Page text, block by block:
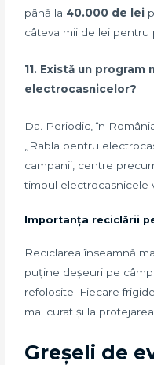
până la 40.000 de lei
câteva mii de lei pentru
11. Există un
electrocasnicelor?
Da. Periodic, în
„Rabla pentru
campanii, centre
timpul electrocasnicele
Importanța reciclării
Reciclarea înseamnă
puține deșeuri pe
refolosite. Fiecare
mai curat și la
Greșeli de